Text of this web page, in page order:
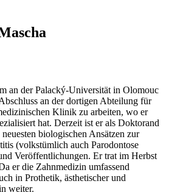
an der Palacký-Universität in Olomouc
an der dortigen Abteilung für
Klinik zu arbeiten, wo er
hat. Derzeit ist er als Doktorand
biologischen Ansätzen zur
(volkstümlich auch Parodontose
Veröffentlichungen. Er trat im Herbst
er die Zahnmedizin umfassend
in Prothetik, ästhetischer und
weiter.